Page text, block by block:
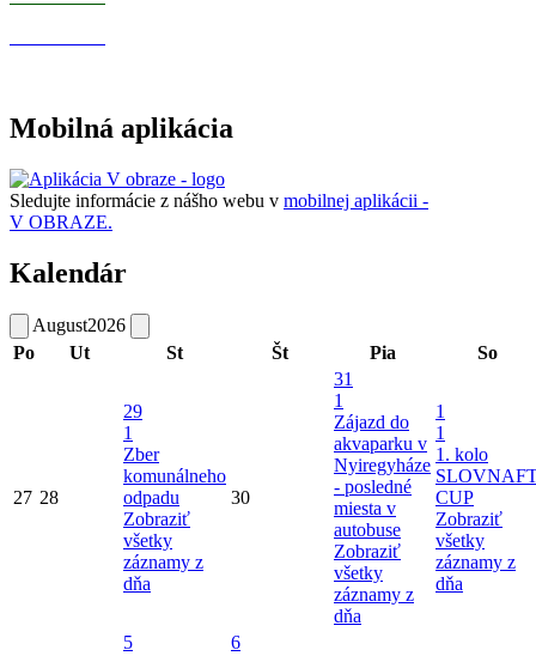
Mobilná aplikácia
Sledujte informácie z nášho webu v mobilnej aplikácii -
V OBRAZE.
Kalendár
August2026
Po
Ut St Št Pia So
27 28
29
1
Zber
komunálneho
odpadu
Zobraziť
všetky
záznamy z
dňa
30
31
1
Zájazd do
akvaparku v
Nyiregyháze
- posledné
miesta v
autobuse
Zobraziť
všetky
záznamy z
dňa
1
1
1. kolo
CUP
Zobraziť
všetky
záznamy z
dňa
5
6